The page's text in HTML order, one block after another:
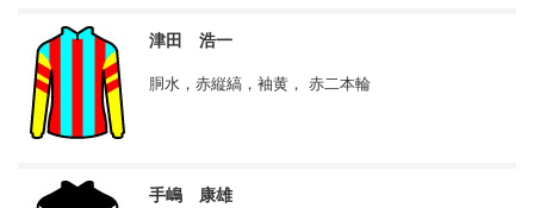
津田 浩一
胴水，赤縦縞，袖黄， 赤二本輪
手嶋 康雄